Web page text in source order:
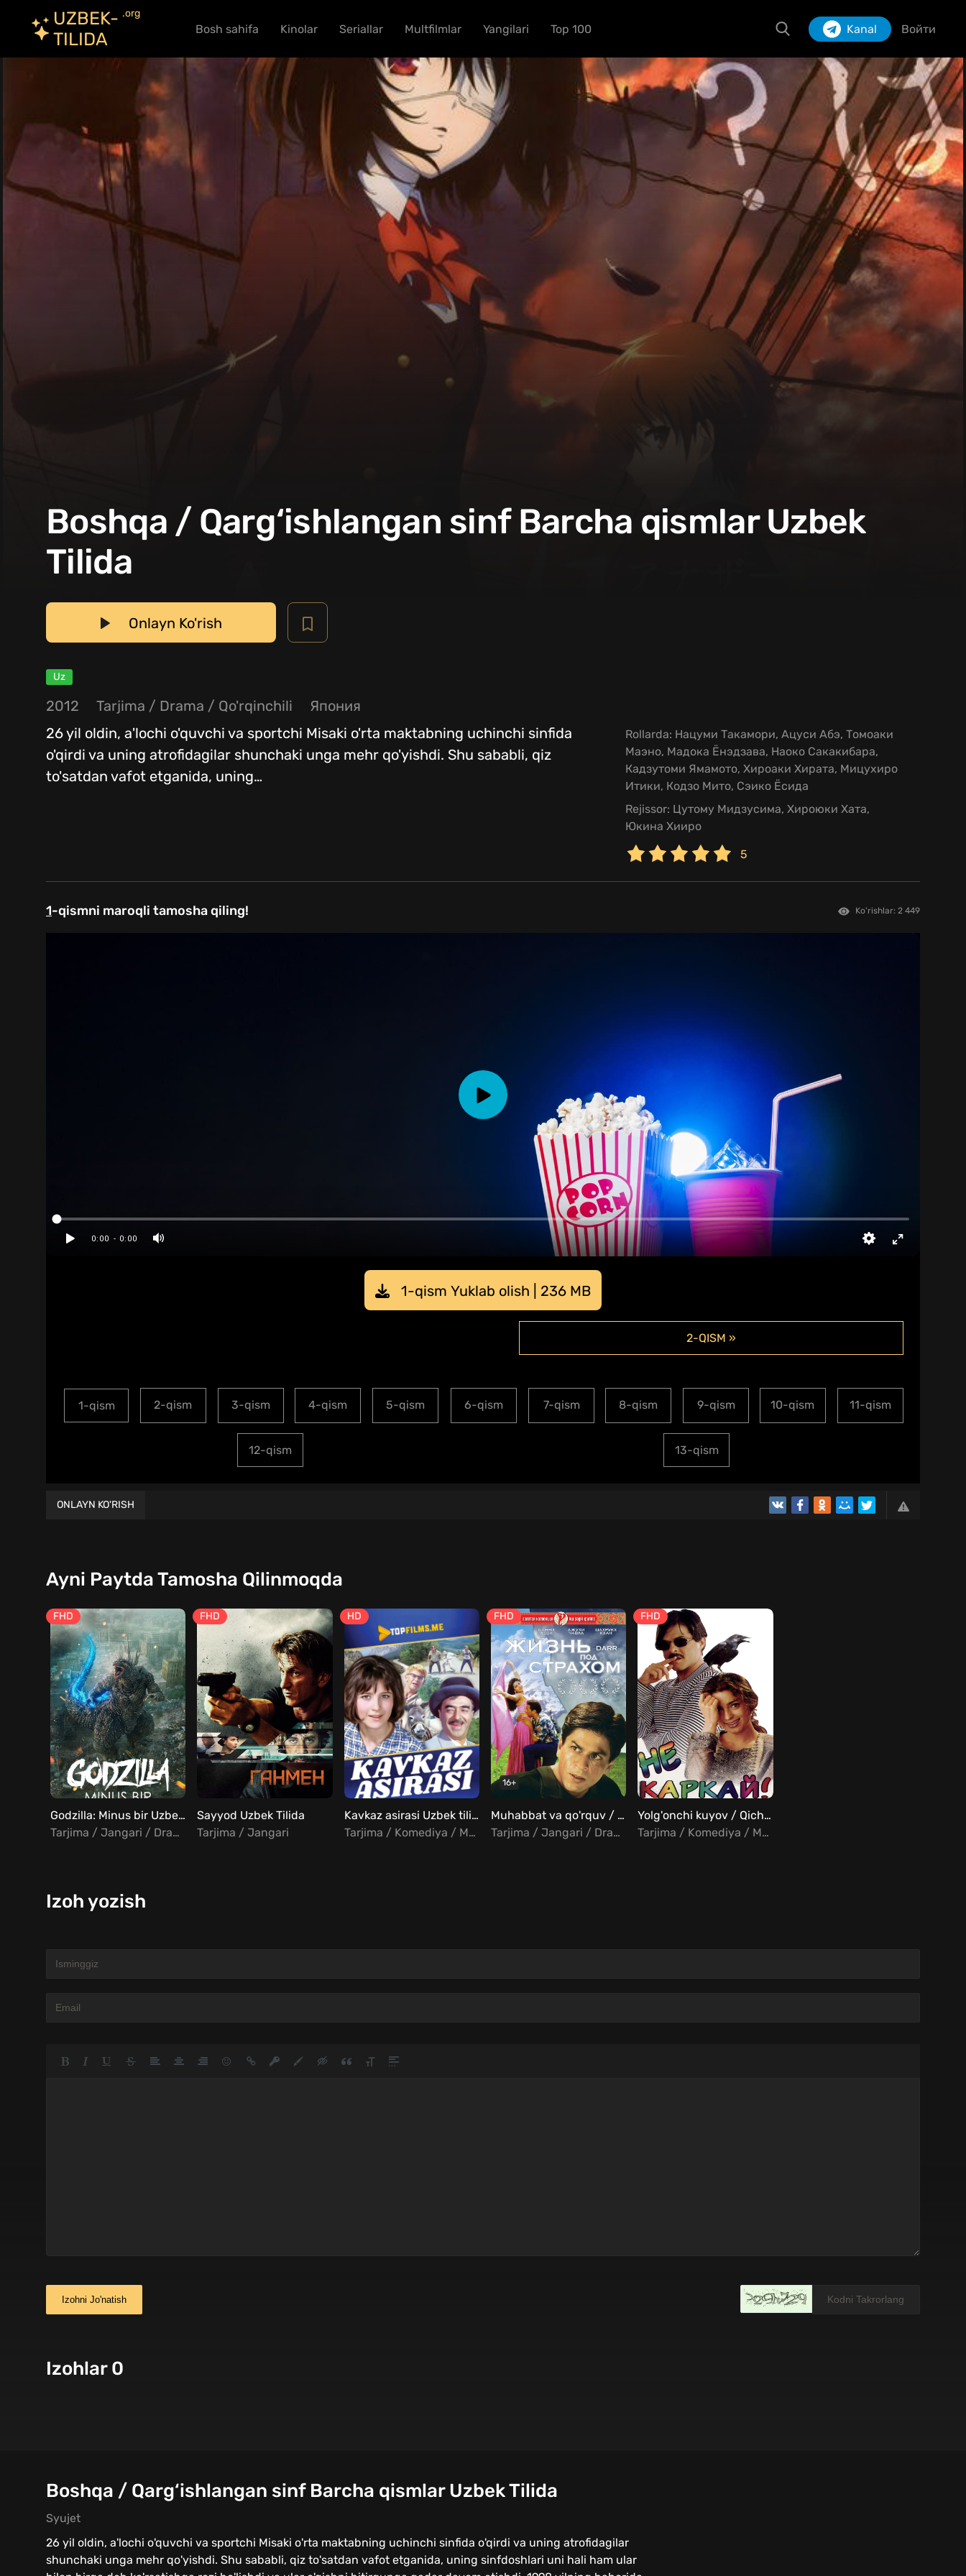
UZBEK-
TILIDA
.org
Bosh sahifa Kinolar Seriallar Multfilmlar Yangilari Top 100 Kanal Войти
Izlash
Boshqa / Qarg‘ishlangan sinf Barcha qismlar Uzbek
Tilida
Onlayn Ko'rish
Uz
2012 Tarjima / Drama / Qo'rqinchili
Япония
26 yil oldin, a'lochi o'quvchi va sportchi Misaki o'rta maktabning uchinchi sinfida
o'qirdi va uning atrofidagilar shunchaki unga mehr qo'yishdi. Shu sababli, qiz
to'satdan vafot etganida, uning…
Rollarda: Нацуми Такамори, Ацуси Абэ, Томоаки
Маэно, Мадока Ёнэдзава, Наоко Сакакибара,
Кадзутоми Ямамото, Хироаки Хирата, Мицухиро
Итики, Кодзо Мито, Сэико Ёсида
Rejissor: Цутому Мидзусима, Хироюки Хата,
Юкина Хииро
5
1-qismni maroqli tamosha qiling! Ko'rishlar: 2 449
1-qism Yuklab olish | 236 MB
2-QISM »
1-qism 2-qism 3-qism 4-qism 5-qism 6-qism 7-qism 8-qism 9-qism 10-qism 11-qism
12-qism 13-qism
ONLAYN KO'RISH
Ayni Paytda Tamosha Qilinmoqda
FHD
Godzilla: Minus bir Uzbek Tilida
Tarjima / Jangari / Drama / Fantastika
FHD
Sayyod Uzbek Tilida
Tarjima / Jangari
HD
Kavkaz asirasi Uzbek tilida
Tarjima / Komediya / Melodrama / Sarguzasht
FHD
16+
Muhabbat va qo'rquv / Qo'rquv ostonasida Uzbek tilida
Tarjima / Jangari / Drama / Melodrama / Hind
FHD
Yolg'onchi kuyov / Qichqirmang! / Agar yolg'on gapirsangiz, qarg'a sizni tishlaydi Uzbek Tilida
Tarjima / Komediya / Melodrama / Hind
Izoh yozish
Izohni Jo'natish
Izohlar 0
Boshqa / Qarg‘ishlangan sinf Barcha qismlar Uzbek Tilida
Syujet
26 yil oldin, a'lochi o'quvchi va sportchi Misaki o'rta maktabning uchinchi sinfida o'qirdi va uning atrofidagilar
shunchaki unga mehr qo'yishdi. Shu sababli, qiz to'satdan vafot etganida, uning sinfdoshlari uni hali ham ular